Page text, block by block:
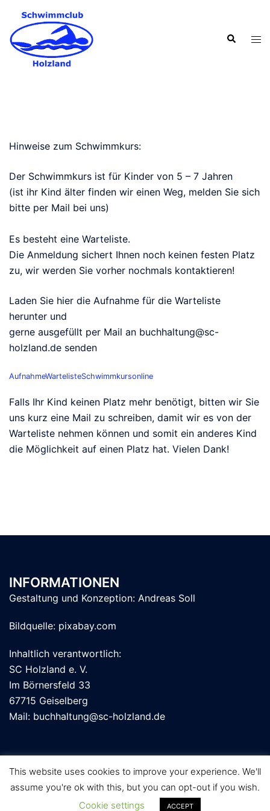
Inhalt
springen
Suche
Hinweise zum Schwimmkurs:
Der Schwimmkurs ist für Kinder von 5 – 7 Jahren
(ist ihr Kind älter finden wir einen Weg, melden Sie sich
bitte per Mail bei uns)
Es besteht eine Warteliste.
Die Anmeldung sichert Ihnen noch keinen festen Platz
zu, wir werden Sie vorher nochmals kontaktieren!
Laden Sie hier die Aufnahme für die Warteliste
herunter und
gerne ausgefüllt per Mail an buchhaltung@sc-
holzland.de senden
AufnahmeWartelisteSchwimmkursonline
Falls Ihr Kind keinen Platz mehr benötigt, bitten wir Sie
uns kurz eine Mail zu schreiben, damit wir es von der
Warteliste nehmen können und somit ein anderes Kind
die Möglichkeit auf einen Platz hat. Vielen Dank!
INFORMATIONEN
Gestaltung und Konzeption: Andreas Soll
Bildquelle: pixabay.com
Inhaltlich verantwortlich:
SC Holzland e. V.
Im Börnersfeld 33
67715 Geiselberg
Mail: buchhaltung@sc-holzland.de
This website uses cookies to improve your experience. We'll
assume you're ok with this, but you can opt-out if you wish.
Cookie settings
ACCEPT